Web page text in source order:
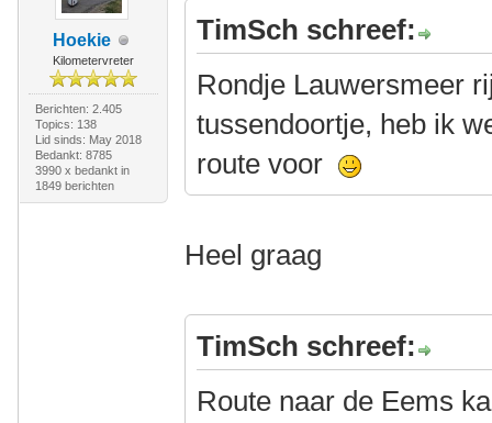
Hoekie
Kilometervreter
Berichten: 2.405
Topics: 138
Lid sinds: May 2018
Bedankt: 8785
3990 x bedankt in
1849 berichten
TimSch schreef:
Rondje Lauwersmeer
tussendoortje, heb ik
route voor
Heel graag
TimSch schreef:
Route naar de Eems